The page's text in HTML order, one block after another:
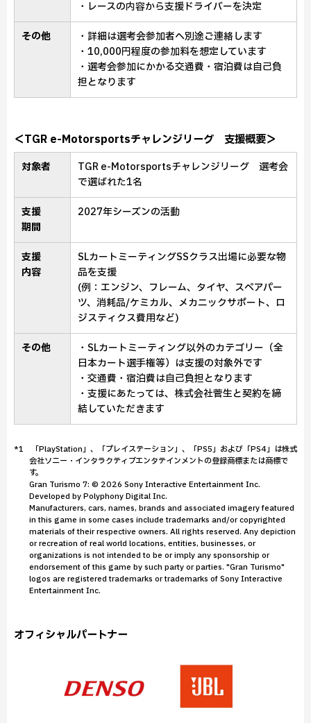
・レースの内容から支援ドライバーを決定
その他
・詳細は選考会参加者へ別途ご連絡します
・10,000円程度の参加料を想定しています
・選考会参加にかかる交通費・宿泊費は自己負
担となります
＜TGR e-Motorsportsチャレンジリーグ 支援概要＞
対象者
TGR e-Motorsportsチャレンジリーグ 選考会
で選ばれた1名
支援
期間
2027年シーズンの活動
支援
内容
SLカートミーティングSSクラス出場に必要な物
品を支援
(例：エンジン、フレーム、タイヤ、スペアパー
ツ、消耗品/ケミカル、メカニックサポート、ロ
ジスティクス費用など)
その他
・SLカートミーティング以外のカテゴリー（全
日本カート選手権等）は支援の対象外です
・交通費・宿泊費は自己負担となります
・支援にあたっては、株式会社菅生と契約を締
結していただきます
*1 「PlayStation」、「プレイステーション」、「PS5」および「PS4」は株式
会社ソニー・インタラクティブエンタテインメントの登録商標または商標で
す。
Gran Turismo 7: © 2026 Sony Interactive Entertainment Inc.
Developed by Polyphony Digital Inc.
Manufacturers, cars, names, brands and associated imagery featured
in this game in some cases include trademarks and/or copyrighted
materials of their respective owners. All rights reserved. Any depiction
or recreation of real world locations, entities, businesses, or
organizations is not intended to be or imply any sponsorship or
endorsement of this game by such party or parties. "Gran Turismo"
logos are registered trademarks or trademarks of Sony Interactive
Entertainment Inc.
オフィシャルパートナー